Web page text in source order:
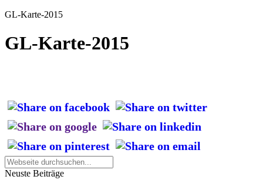
GL-Karte-2015
GL-Karte-2015
Neuste Beiträge